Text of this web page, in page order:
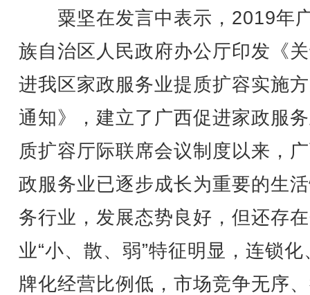
粟坚在发言中表示，2019年
族自治区人民政府办公厅印发《
进我区家政服务业提质扩容实施
通知》，建立了广西促进家政服
质扩容厅际联席会议制度以来，
政服务业已逐步成长为重要的生
务行业，发展态势良好，但还存
业“小、散、弱”特征明显，连锁化
牌化经营比例低，市场竞争无序